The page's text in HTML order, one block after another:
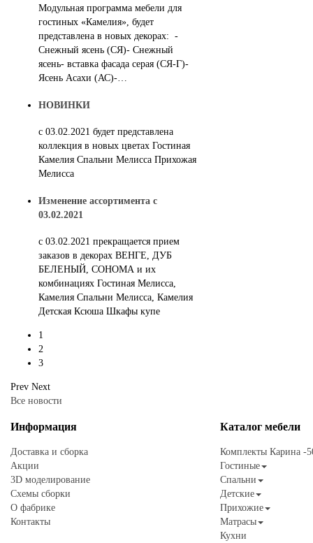
Модульная программа мебели для
гостиных «Камелия», будет
представлена в новых декорах: -
Снежный ясень (СЯ)- Снежный
ясень- вставка фасада серая (СЯ-Г)-
Ясень Асахи (АС)-…
НОВИНКИ
с 03.02.2021 будет представлена
коллекция в новых цветах Гостиная
Камелия Спальни Мелисса Прихожая
Мелисса
Изменение ассортимента с
03.02.2021
c 03.02.2021 прекращается прием
заказов в декорах ВЕНГЕ, ДУБ
БЕЛЕНЫЙ, СОНОМА и их
комбинациях Гостиная Мелисса,
Камелия Спальни Мелисса, Камелия
Детская Ксюша Шкафы купе
1
2
3
Prev Next
Все новости
Информация
Доставка и сборка
Акции
3D моделирование
Схемы сборки
О фабрике
Контакты
Каталог мебели
Комплекты Карина -
Гостиные
Спальни
Детские
Прихожие
Матрасы
Кухни